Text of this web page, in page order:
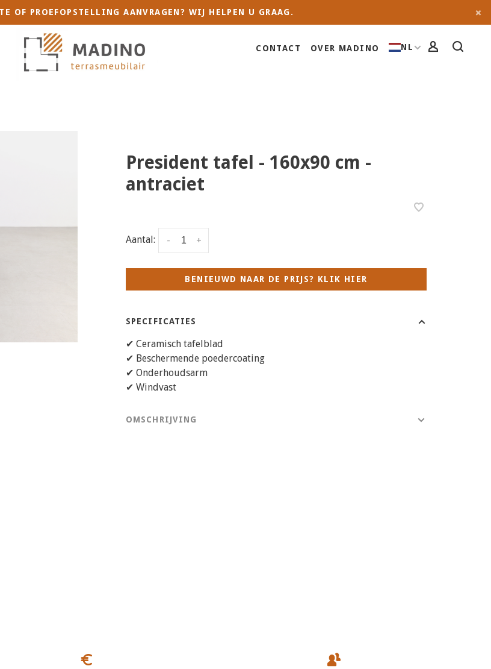
OF PROEFOPSTELLING AANVRAGEN? WIJ HELPEN U GRAAG.
CONTACT OVER MADINO NL
President tafel - 160x90 cm -
antraciet
Aantal: +
-
BENIEUWD NAAR DE PRIJS? KLIK HIER
SPECIFICATIES
✔ Ceramisch tafelblad
✔ Beschermende poedercoating
✔ Onderhoudsarm
✔ Windvast
OMSCHRIJVING